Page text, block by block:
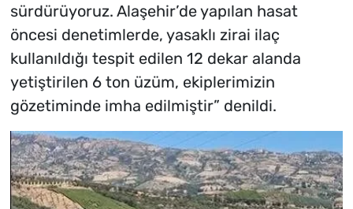
sürdürüyoruz. Alaşehir’de yapılan hasat
öncesi denetimlerde, yasaklı zirai ilaç
kullanıldığı tespit edilen 12 dekar alanda
yetiştirilen 6 ton üzüm, ekiplerimizin
gözetiminde imha edilmiştir” denildi.